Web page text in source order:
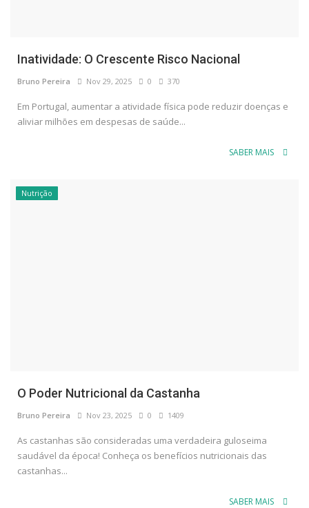
Inatividade: O Crescente Risco Nacional
Bruno Pereira Nov 29, 2025 0 370
Em Portugal, aumentar a atividade física pode reduzir doenças e
aliviar milhões em despesas de saúde...
SABER MAIS
Nutrição
O Poder Nutricional da Castanha
Bruno Pereira Nov 23, 2025 0 1409
As castanhas são consideradas uma verdadeira guloseima
saudável da época! Conheça os benefícios nutricionais das
castanhas...
SABER MAIS